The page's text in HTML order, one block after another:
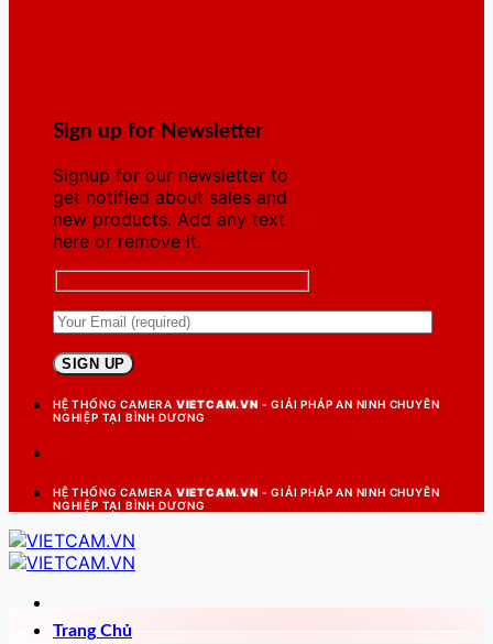
Sign up for Newsletter
Signup for our newsletter to
get notified about sales and
new products. Add any text
here or remove it.
HỆ THỐNG CAMERA VIETCAM.VN - GIẢI PHÁP AN NINH CHUYÊN
NGHIỆP TẠI BÌNH DƯƠNG
HỆ THỐNG CAMERA VIETCAM.VN - GIẢI PHÁP AN NINH CHUYÊN
NGHIỆP TẠI BÌNH DƯƠNG
Trang Chủ